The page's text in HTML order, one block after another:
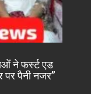
ने फर्स्ट एड
पर पैनी नजर”